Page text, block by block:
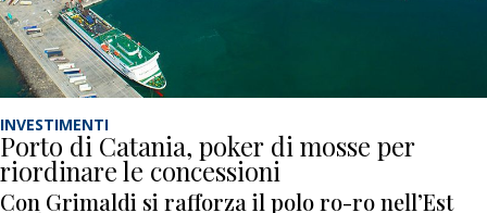
INVESTIMENTI
Porto di Catania, poker di mosse per
riordinare le concessioni
Con Grimaldi si rafforza il polo ro-ro nell’Est